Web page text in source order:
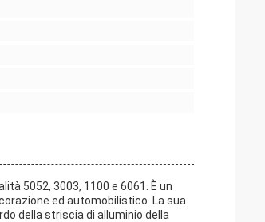
5052, 3003, 1100 e 6061. È un
ed automobilistico. La sua
della striscia di alluminio della